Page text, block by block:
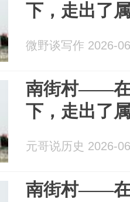
下，走出了
微野谈写作 2026-
南街村——在
下，走出了
元哥说历史 2026-
南街村——在